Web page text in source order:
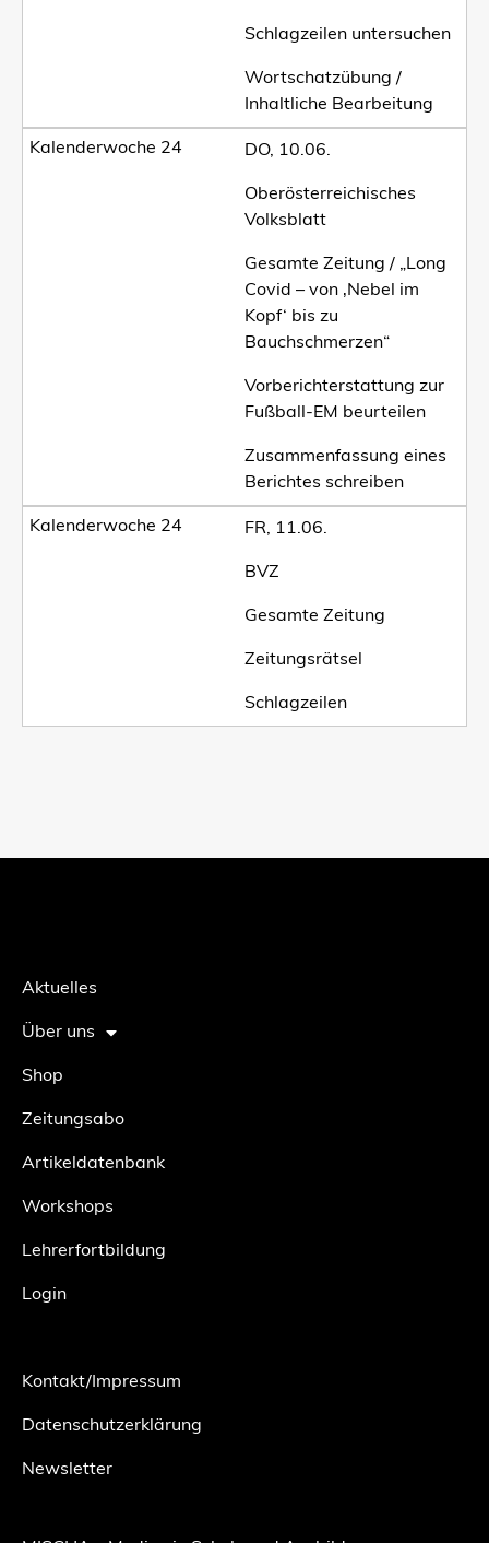
Schlagzeilen untersuchen
Wortschatzübung /
Inhaltliche Bearbeitung
DO, 10.06.
Oberösterreichisches
Volksblatt
Gesamte Zeitung / „Long
Covid – von ‚Nebel im
Kopf‘ bis zu
Bauchschmerzen“
Vorberichterstattung zur
Fußball-EM beurteilen
Zusammenfassung eines
Berichtes schreiben
FR, 11.06.
BVZ
Gesamte Zeitung
Zeitungsrätsel
Schlagzeilen
Aktuelles
Über uns
Shop
Zeitungsabo
Artikeldatenbank
Workshops
Lehrerfortbildung
Login
Kontakt/Impressum
Datenschutzerklärung
Newsletter